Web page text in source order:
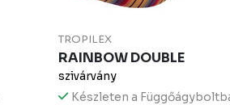
TROPILEX
RAINBOW DOUBLE
szivárvány
Készleten a